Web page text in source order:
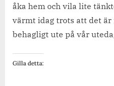
åka hem och vila lite
värmt idag trots att det
behagligt ute på vår
Gilla detta: